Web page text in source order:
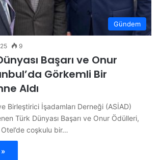
Gündem
9
Başarı ve Onur
Görkemli Bir
Aldı
Birleştirici İşadamları Derneği (ASİAD)
Türk Dünyası Başarı ve Onur Ödülleri,
coşkulu bir…